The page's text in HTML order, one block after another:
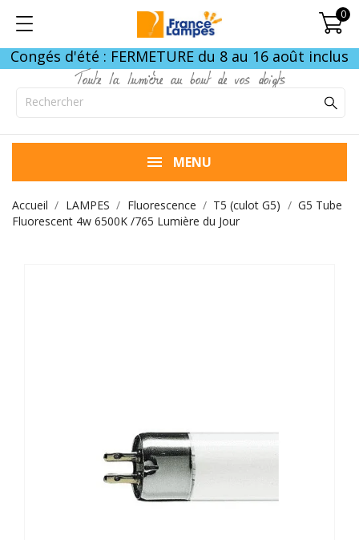
0
Congés d'été : FERMETURE du 8 au 16 août inclus
Toute la lumière au bout de vos doigts
MENU
Accueil LAMPES Fluorescence T5 (culot G5)
G5 Tube
Fluorescent 4w 6500K /765 Lumière du Jour